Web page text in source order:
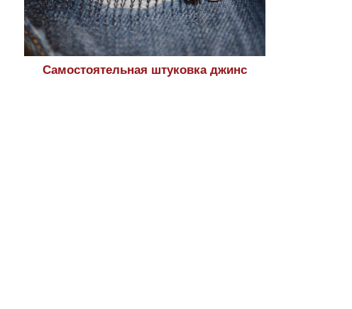
Самостоятельная штуковка джинс